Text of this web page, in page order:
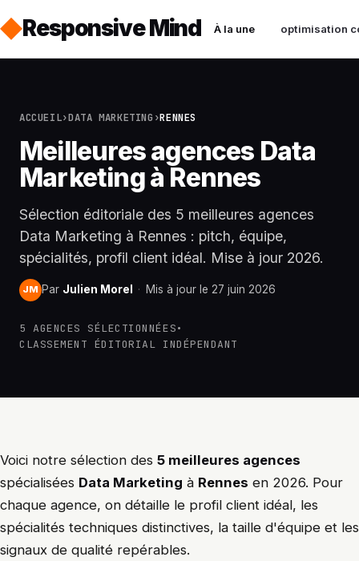
Responsive Mind À la une optimisation
ACCUEIL›DATA MARKETING ›RENNES
Meilleures agences Data
Marketing à Rennes
Sélection éditoriale des 5 meilleures agences
Data Marketing à Rennes : pitch, équipe,
spécialités, profil client idéal. Mise à jour 2026.
JM Par Julien Morel · Mis à jour le 27 juin 2026
5 AGENCES SÉLECTIONNÉES•
CLASSEMENT ÉDITORIAL INDÉPENDANT
Voici notre sélection des 5 meilleures agences
spécialisées Data Marketing à Rennes en 2026. Pour
chaque agence, on détaille le profil client idéal, les
spécialités techniques distinctives, la taille d'équipe et les
signaux de qualité repérables.